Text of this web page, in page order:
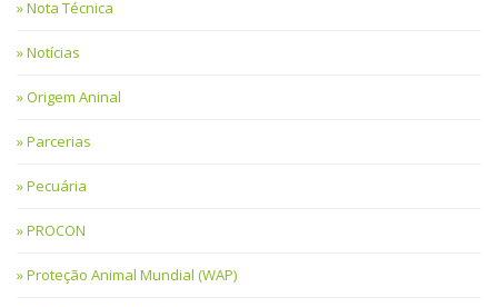
Nota Técnica
Notícias
Origem Aninal
Parcerias
Pecuária
PROCON
Proteção Animal Mundial (WAP)